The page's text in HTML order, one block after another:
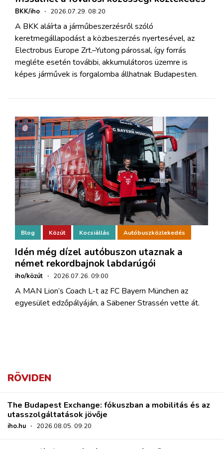
BKK/iho · 2026.07.29. 08:20
A BKK aláírta a járműbeszerzésről szóló
keretmegállapodást a közbeszerzés nyertesével, az
Electrobus Europe Zrt.–Yutong párossal, így forrás
megléte esetén további, akkumulátoros üzemre is
képes járművek is forgalomba állhatnak Budapesten.
Blog Közút Kocsiállás Autóbuszközlekedés
Idén még dízel autóbuszon utaznak a
német rekordbajnok labdarúgói
iho/közút · 2026.07.26. 09:00
A MAN Lion’s Coach L-t az FC Bayern München az
egyesület edzőpályáján, a Säbener Strassén vette át.
RÖVIDEN
The Budapest Exchange: fókuszban a mobilitás és az
utasszolgáltatások jövője
iho.hu · 2026.08.05. 09:20